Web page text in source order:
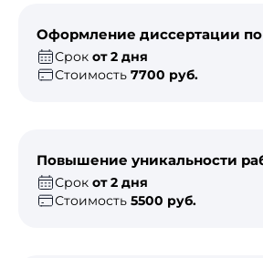
Оформление диссертации
Срок от 2 дня
Стоимость 7700 руб.
Повышение уникальности
Срок от 2 дня
Стоимость 5500 руб.